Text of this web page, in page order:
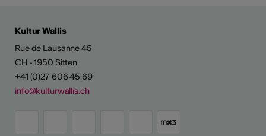
Kultur Wallis
Rue de Lausanne 45
CH - 1950 Sitten
+41 (0)27 606 45 69
info@kulturwallis.ch